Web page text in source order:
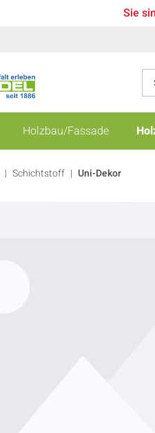
Sie
Holzbau/Fassade
| Schichtstoff | Uni-Dekor